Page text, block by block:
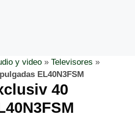
y video » Televisores »
EL40N3FSM
40